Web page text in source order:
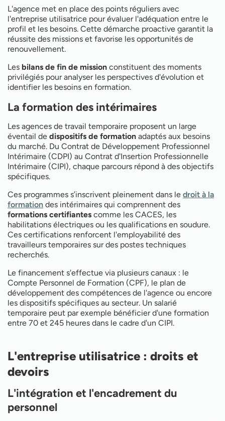
L'agence met en place des points réguliers avec
l'entreprise utilisatrice pour évaluer l'adéquation entre le
profil et les besoins. Cette démarche proactive garantit la
réussite des missions et favorise les opportunités de
renouvellement.
Les bilans de fin de mission constituent des moments
privilégiés pour analyser les perspectives d'évolution et
identifier les besoins en formation.
La formation des intérimaires
Les agences de travail temporaire proposent un large
éventail de dispositifs de formation adaptés aux besoins
du marché. Du Contrat de Développement Professionnel
Intérimaire (CDPI) au Contrat d'Insertion Professionnelle
Intérimaire (CIPI), chaque parcours répond à des objectifs
spécifiques.
Ces programmes s’inscrivent pleinement dans le droit à la
formation des intérimaires qui comprennent des
formations certifiantes comme les CACES, les
habilitations électriques ou les qualifications en soudure.
Ces certifications renforcent l'employabilité des
travailleurs temporaires sur des postes techniques
recherchés.
Le financement s'effectue via plusieurs canaux : le
Compte Personnel de Formation (CPF), le plan de
développement des compétences de l'agence ou encore
les dispositifs spécifiques au secteur. Un salarié
temporaire peut par exemple bénéficier d'une formation
entre 70 et 245 heures dans le cadre d'un CIPI.
L'entreprise utilisatrice : droits et
devoirs
L'intégration et l'encadrement du
personnel